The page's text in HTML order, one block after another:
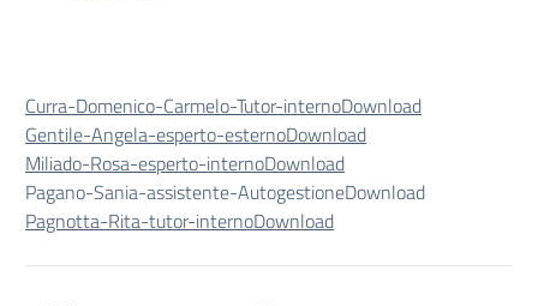
Curra-Domenico-Carmelo-Tutor-internoDownload
Gentile-Angela-esperto-esternoDownload
Miliado-Rosa-esperto-internoDownload
Pagano-Sania-assistente-AutogestioneDownload
Pagnotta-Rita-tutor-internoDownload